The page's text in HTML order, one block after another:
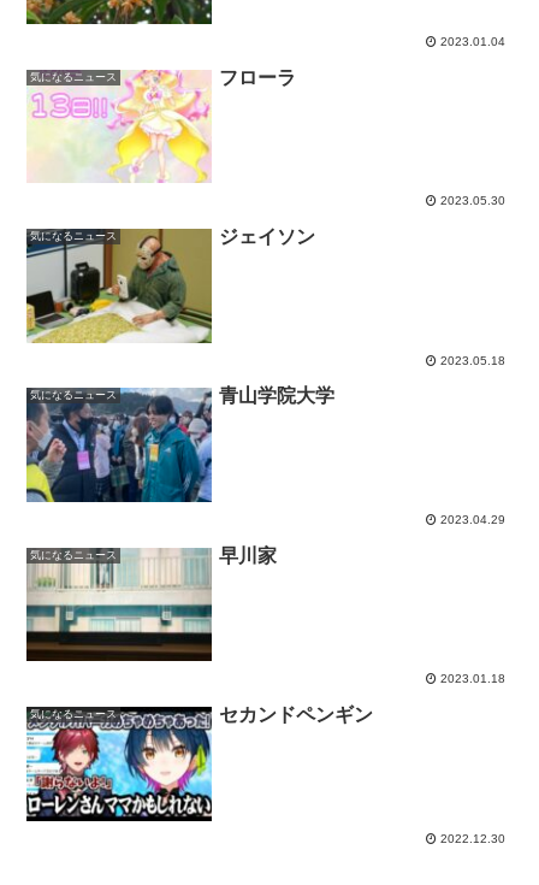
2023.01.04
気になるニュース フローラ
2023.05.30
気になるニュース ジェイソン
2023.05.18
気になるニュース 青山学院大学
2023.04.29
気になるニュース 早川家
2023.01.18
気になるニュース セカンドペンギン
2022.12.30